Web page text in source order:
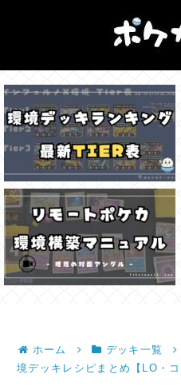
ホーム デッキ一覧
境デッキレシピまとめ【LO・コ